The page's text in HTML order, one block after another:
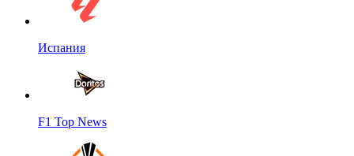
Испания
F1 Top News